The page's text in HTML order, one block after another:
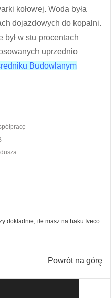
kołowej. Woda była
dojazdowych do kopalni.
był w stu procentach
uprzednio
Budowlanym
dokładnie, ile masz na haku Iveco
Powrót na górę